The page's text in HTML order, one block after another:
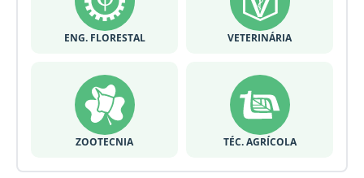
ENG. FLORESTAL VETERINÁRIA
ZOOTECNIA TÉC. AGRÍCOLA